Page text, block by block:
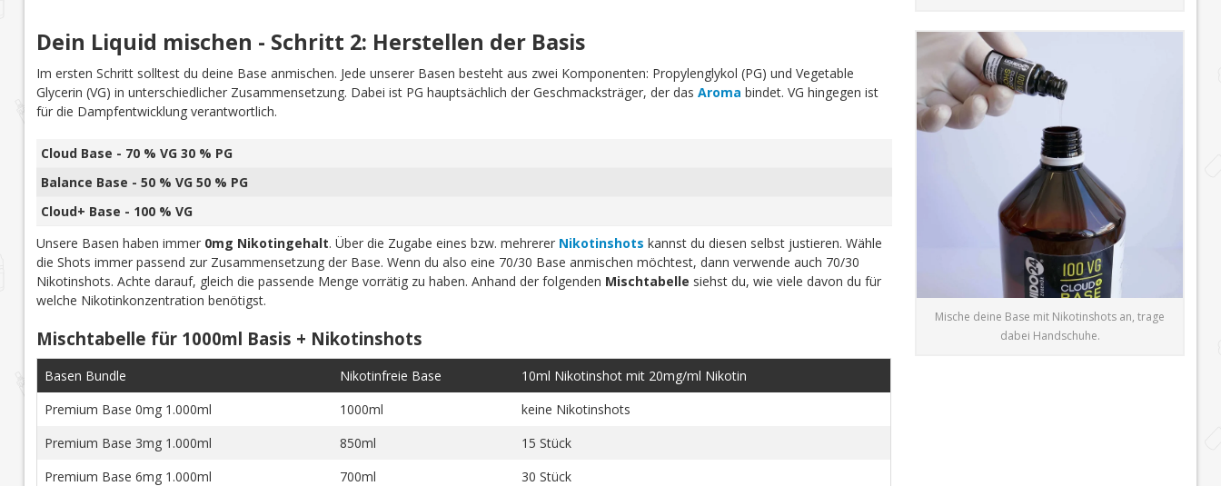
Dein Liquid mischen - Schritt 2: Herstellen der Basis
Im ersten Schritt solltest du deine Base anmischen. Jede unserer Basen besteht aus zwei Komponenten: Propylenglykol (PG) und Vegetable
Glycerin (VG) in unterschiedlicher Zusammensetzung. Dabei ist PG hauptsächlich der Geschmacksträger, der das Aroma bindet. VG hingegen ist
für die Dampfentwicklung verantwortlich.
Cloud Base - 70 % VG 30 % PG
Balance Base - 50 % VG 50 % PG
Cloud+ Base - 100 % VG
Unsere Basen haben immer 0mg Nikotingehalt. Über die Zugabe eines bzw. mehrerer Nikotinshots kannst du diesen selbst justieren. Wähle
die Shots immer passend zur Zusammensetzung der Base. Wenn du also eine 70/30 Base anmischen möchtest, dann verwende auch 70/30
Nikotinshots. Achte darauf, gleich die passende Menge vorrätig zu haben. Anhand der folgenden Mischtabelle siehst du, wie viele davon du für
welche Nikotinkonzentration benötigst.
Mischtabelle für 1000ml Basis + Nikotinshots
Basen Bundle Nikotinfreie Base
10ml Nikotinshot mit 20mg/ml Nikotin
Premium Base 0mg 1.000ml
1000ml
keine Nikotinshots
Premium Base 3mg 1.000ml
850ml
15 Stück
Premium Base 6mg 1.000ml
700ml
30 Stück
Mische deine Base mit Nikotinshots an, trage
dabei Handschuhe.